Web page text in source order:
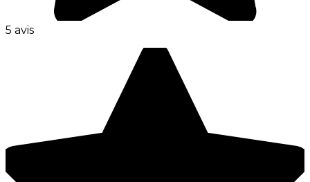
5 avis